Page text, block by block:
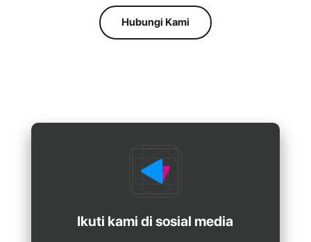
Hubungi Kami
Ikuti kami di sosial media